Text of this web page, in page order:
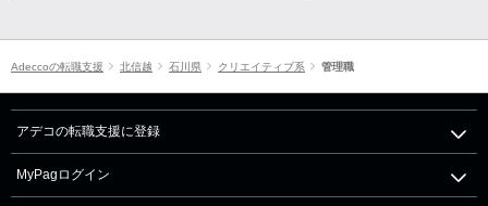
Adeccoの転職支援 北信越 石川県 クリエイティブ系 管理職
アデコの転職支援に登録
MyPagログイン